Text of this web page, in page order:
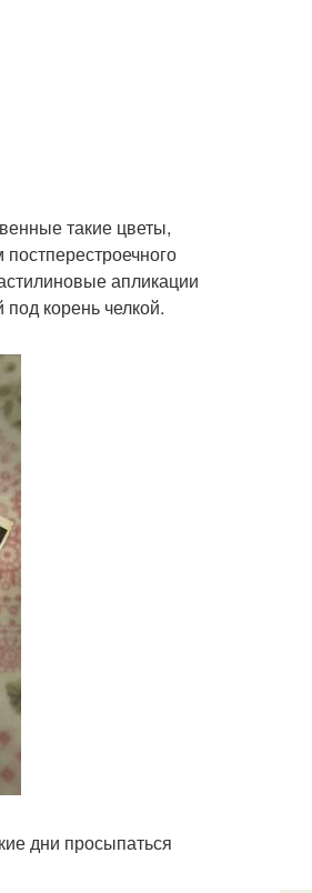
такие цветы,
апликации
корень челкой.
дни просыпаться